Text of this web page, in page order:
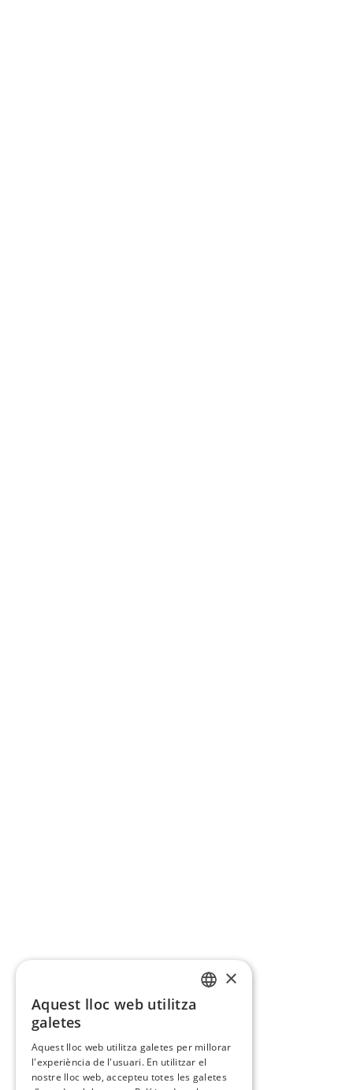
×
Aquest lloc web utilitza
galetes
Aquest lloc web utilitza galetes per millorar
l'experiència de l'usuari. En utilitzar el
nostre lloc web, accepteu totes les galetes